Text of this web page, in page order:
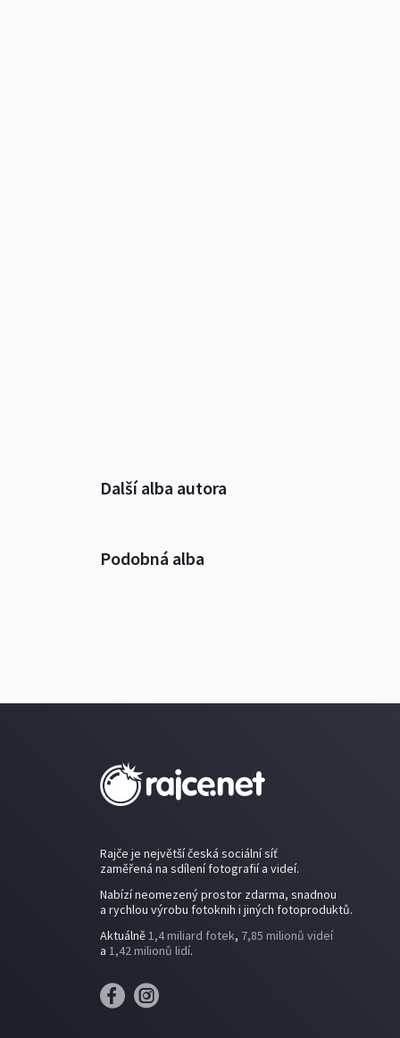
Další alba autora
Podobná alba
Rajče je největší česká sociální síť
zaměřená na sdílení fotografií a videí.
Nabízí neomezený prostor zdarma, snadnou
a rychlou výrobu fotoknih i jiných fotoproduktů.
Aktuálně1,4 miliard fotek, 7,85 milionů videí
a 1,42 milionů lidí.